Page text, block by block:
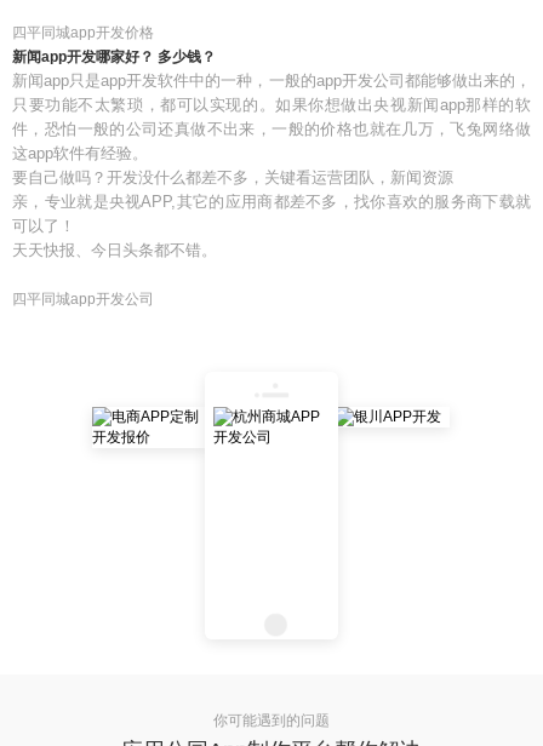
四平同城app开发价格
新闻app开发哪家好？ 多少钱？
新闻app只是app开发软件中的一种，一般的app开发公司都能够做出来的，
只要功能不太繁琐，都可以实现的。如果你想做出央视新闻app那样的软
件，恐怕一般的公司还真做不出来，一般的价格也就在几万，飞兔网络做
这app软件有经验。
要自己做吗？开发没什么都差不多，关键看运营团队，新闻资源
亲，专业就是央视APP,其它的应用商都差不多，找你喜欢的服务商下载就
可以了！
天天快报、今日头条都不错。
四平同城app开发公司
你可能遇到的问题